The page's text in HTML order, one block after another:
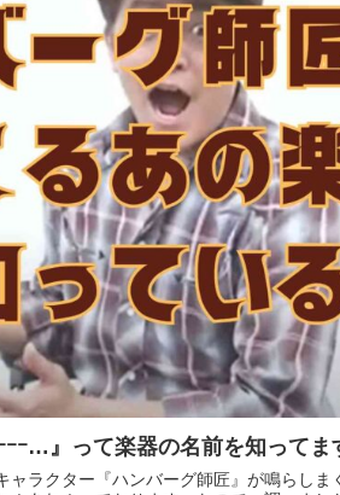
ｰｰ…』って楽器の名前を知ってま
ラクター『ハンバーグ師匠』が鳴らしま